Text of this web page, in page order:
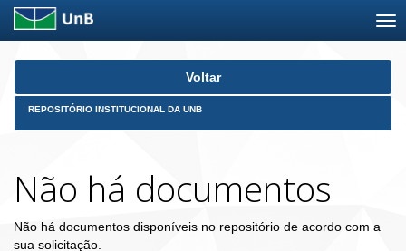
Skip
Voltar
REPOSITÓRIO INSTITUCIONAL DA UNB
Não há documentos
Não há documentos disponíveis no repositório de acordo com a
sua solicitação.